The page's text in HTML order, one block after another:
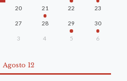
20 21 22 23
27 28 29 30
3 4 5 6
Agosto 12